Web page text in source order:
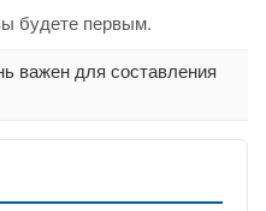
будете первым.
важен для составления